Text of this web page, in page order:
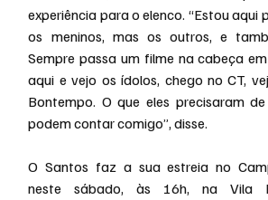
experiência para o elenco. “Estou aqui
os meninos, mas os outros, e
Sempre passa um filme na cabeça
aqui e vejo os ídolos, chego no CT,
Bontempo. O que eles precisaram
podem contar comigo”, disse.
O Santos faz a sua estreia no
neste sábado, às 16h, na Vila